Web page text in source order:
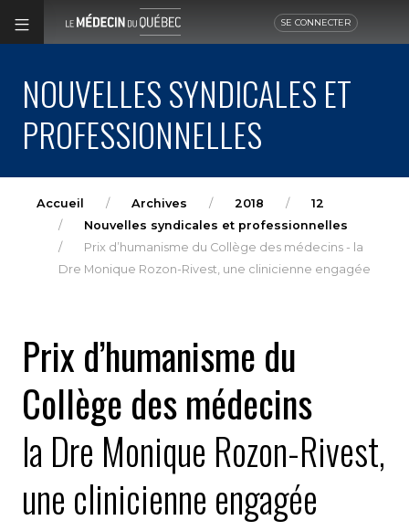
SE CONNECTER
NOUVELLES SYNDICALES ET
PROFESSIONNELLES
Accueil Archives 2018
12
Nouvelles syndicales et professionnelles
Prix d’humanisme du Collège des médecins - la
Dre Monique Rozon-Rivest, une clinicienne engagée
Prix d’humanisme du
Collège des médecins
la Dre Monique Rozon-Rivest,
une clinicienne engagée